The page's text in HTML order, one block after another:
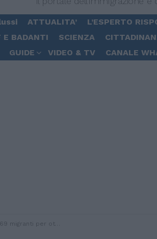
ATTUALITA’ L’ESPERTO
E BADANTI SCIENZA
GUIDE VIDEO & TV CANALE
il permesso soggiorno, un arresto